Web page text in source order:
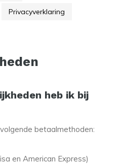
Privacyverklaring
heb ik bij
betaalmethoden:
en American Express)